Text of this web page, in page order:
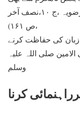
گفتگو جائز ہے ۔” (تسہیل من فتاویٰ رضویہ ،ج ۱۰،نصف آخر
،ص ۱۶۱)
زبان کی حفاظت کرنے
صلی اللہ عليہ
وسلم
کرنا